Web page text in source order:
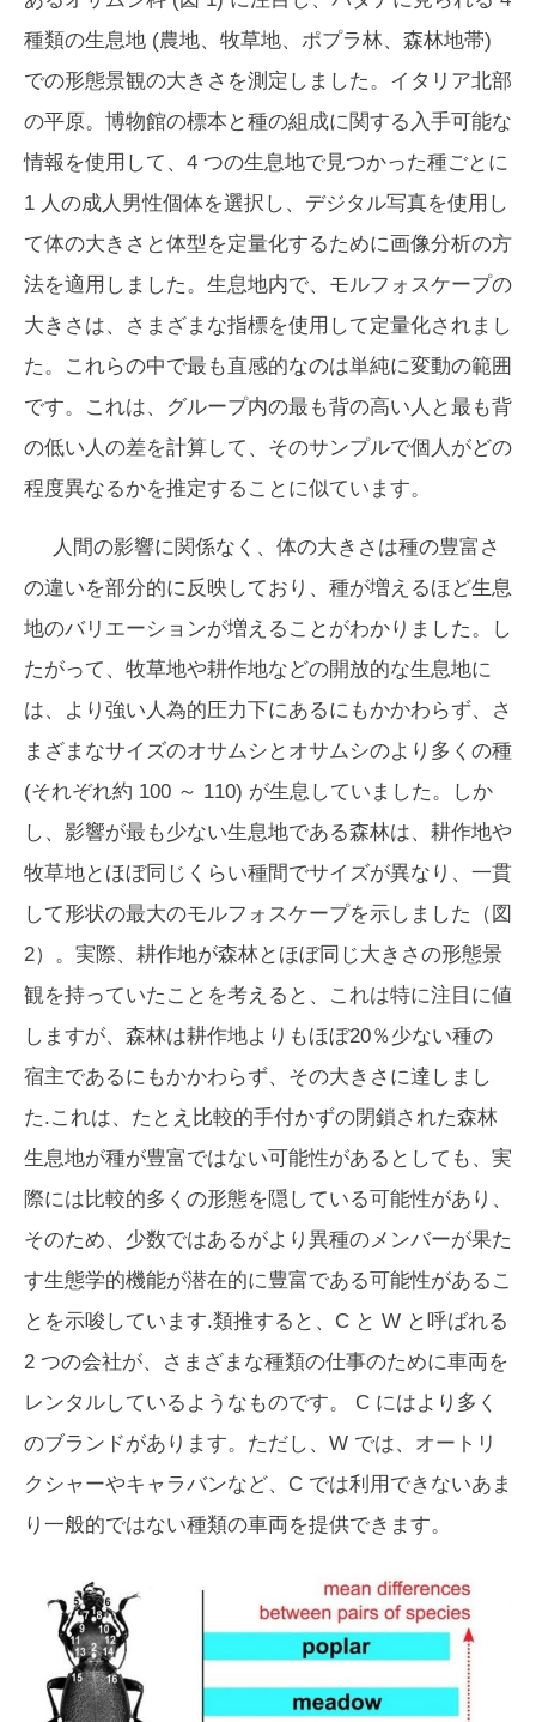
種類の生息地 (農地、牧草地、ポプラ林、森林地帯)
での形態景観の大きさを測定しました。イタリア北部
の平原。博物館の標本と種の組成に関する入手可能な
情報を使用して、4 つの生息地で見つかった種ごとに
1 人の成人男性個体を選択し、デジタル写真を使用し
て体の大きさと体型を定量化するために画像分析の方
法を適用しました。生息地内で、モルフォスケープの
大きさは、さまざまな指標を使用して定量化されまし
た。これらの中で最も直感的なのは単純に変動の範囲
です。これは、グループ内の最も背の高い人と最も背
の低い人の差を計算して、そのサンプルで個人がどの
程度異なるかを推定することに似ています。
人間の影響に関係なく、体の大きさは種の豊富さ
の違いを部分的に反映しており、種が増えるほど生息
地のバリエーションが増えることがわかりました。し
たがって、牧草地や耕作地などの開放的な生息地に
は、より強い人為的圧力下にあるにもかかわらず、さ
まざまなサイズのオサムシとオサムシのより多くの種
(それぞれ約 100 ～ 110) が生息していました。しか
し、影響が最も少ない生息地である森林は、耕作地や
牧草地とほぼ同じくらい種間でサイズが異なり、一貫
して形状の最大のモルフォスケープを示しました（図
2）。実際、耕作地が森林とほぼ同じ大きさの形態景
観を持っていたことを考えると、これは特に注目に値
しますが、森林は耕作地よりもほぼ20％少ない種の
宿主であるにもかかわらず、その大きさに達しまし
た.これは、たとえ比較的手付かずの閉鎖された森林
生息地が種が豊富ではない可能性があるとしても、実
際には比較的多くの形態を隠している可能性があり、
そのため、少数ではあるがより異種のメンバーが果た
す生態学的機能が潜在的に豊富である可能性があるこ
とを示唆しています.類推すると、C と W と呼ばれる
2 つの会社が、さまざまな種類の仕事のために車両を
レンタルしているようなものです。 C にはより多く
のブランドがあります。ただし、W では、オートリ
クシャーやキャラバンなど、C では利用できないあま
り一般的ではない種類の車両を提供できます。